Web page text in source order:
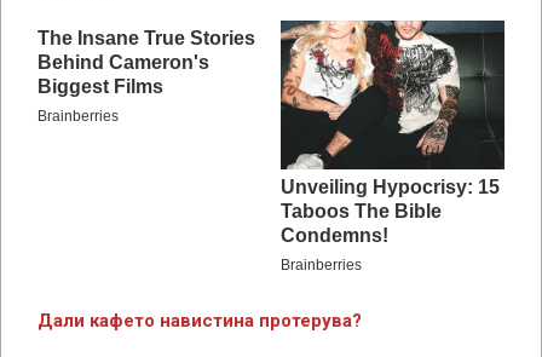
Дали кафето навистина протерува?